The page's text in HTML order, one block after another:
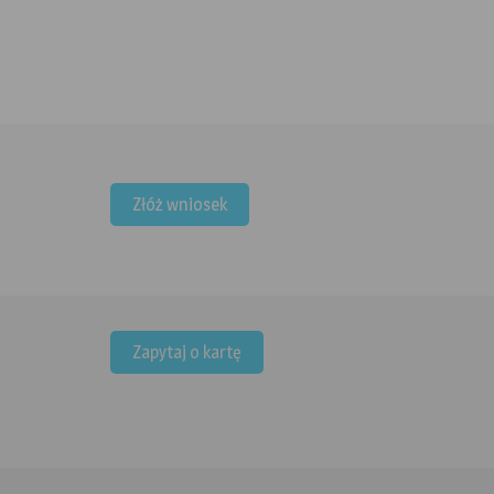
Odzyskaj to co Ci się należy
Złóż wniosek
Ubezpieczenie i zniżki w jednej karcie
Zapytaj o kartę